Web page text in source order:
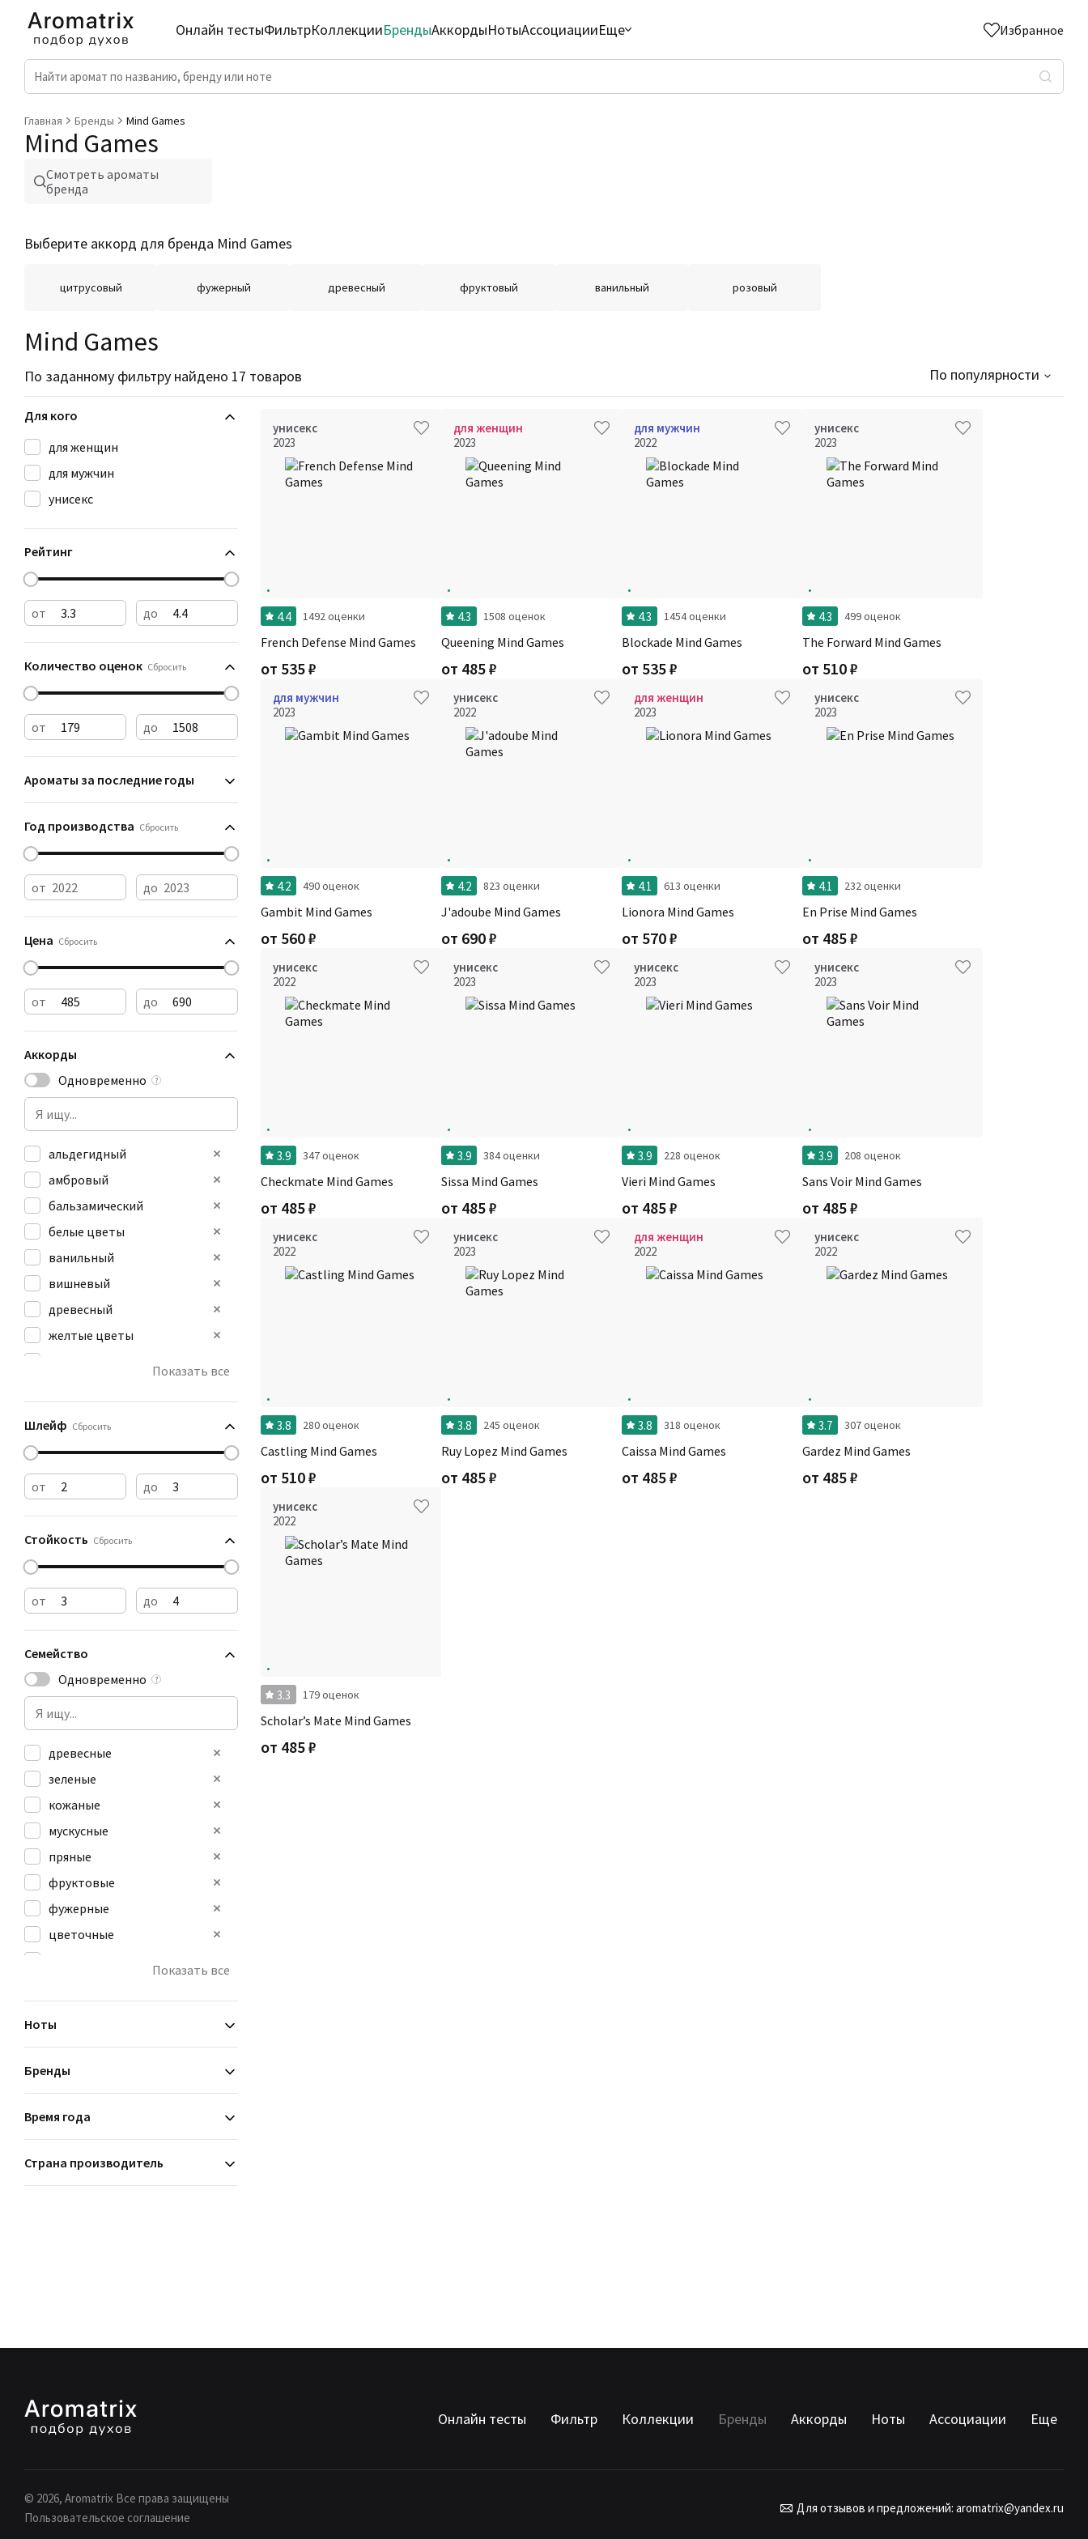
Онлайн тестыФильтрКоллекцииБрендыАккордыНотыАссоциацииЕще Избранное
Главная Бренды Mind Games
Mind Games
Смотреть ароматы
бренда
Выберите аккорд для бренда Mind Games
цитрусовый фужерный древесный фруктовый ванильный розовый
Mind Games
По заданному фильтру найдено 17 товаров По популярности
Для кого
для женщин
для мужчин
унисекс
Рейтинг
от до
Количество оценок Сбросить
от до
Ароматы за последние годы
Год производства Сбросить
от до
Цена Сбросить
от до
Аккорды
Одновременно
?
альдегидный
амбровый
бальзамический
белые цветы
ванильный
вишневый
древесный
желтые цветы
Показать все
Шлейф Сбросить
от до
Стойкость Сбросить
от до
Семейство
Одновременно
?
древесные
зеленые
кожаные
мускусные
пряные
фруктовые
фужерные
цветочные
Показать все
Ноты
Бренды
Время года
Страна производитель
унисекс
2023
4.4 1492 оценки
French Defense Mind Games
от 535₽
для женщин
2023
4.3 1508 оценок
Queening Mind Games
от 485₽
для мужчин
2022
4.3 1454 оценки
Blockade Mind Games
от 535₽
унисекс
2023
4.3 499 оценок
The Forward Mind Games
от 510₽
для мужчин
2023
4.2 490 оценок
Gambit Mind Games
от 560₽
унисекс
2022
4.2 823 оценки
J'adoube Mind Games
от 690₽
для женщин
2023
4.1 613 оценки
Lionora Mind Games
от 570₽
унисекс
2023
4.1 232 оценки
En Prise Mind Games
от 485₽
унисекс
2022
3.9 347 оценок
Checkmate Mind Games
от 485₽
унисекс
2023
3.9 384 оценки
Sissa Mind Games
от 485₽
унисекс
2023
3.9 228 оценок
Vieri Mind Games
от 485₽
унисекс
2023
3.9 208 оценок
Sans Voir Mind Games
от 485₽
унисекс
2022
3.8 280 оценок
Castling Mind Games
от 510₽
унисекс
2023
3.8 245 оценок
Ruy Lopez Mind Games
от 485₽
для женщин
2022
3.8 318 оценок
Caissa Mind Games
от 485₽
унисекс
2022
3.7 307 оценок
Gardez Mind Games
от 485₽
унисекс
2022
3.3 179 оценок
Scholar’s Mate Mind Games
от 485₽
Онлайн тесты Фильтр Коллекции Бренды Аккорды Ноты Ассоциации Еще
© 2026, Aromatrix Все права защищены
Пользовательское соглашение
Для отзывов и предложений: aromatrix@yandex.ru